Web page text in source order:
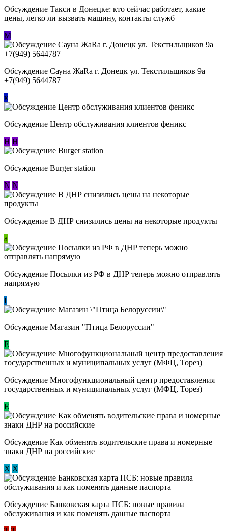
Обсуждение ​Такси в Донецке: кто сейчас работает, какие
цены, легко ли вызвать машину, контакты служб
М
Обсуждение Сауна ЖаRa г. Донецк ул. Текстильщиков 9а
+7(949) 5644787
к
Обсуждение Центр обслуживания клиентов феникс
Н Н
Обсуждение Burger station
N N
Обсуждение В ДНР снизились цены на некоторые продукты
a
Обсуждение Посылки из РФ в ДНР теперь можно отправлять
напрямую
I
Обсуждение Магазин "Птица Белоруссии"
Е
Обсуждение Многофункциональный центр предоставления
государственных и муниципальных услуг (МФЦ, Торез)
E
Обсуждение ​Как обменять водительские права и номерные
знаки ДНР на российские
Х Х
Обсуждение ​Банковская карта ПСБ: новые правила
обслуживания и как поменять данные паспорта